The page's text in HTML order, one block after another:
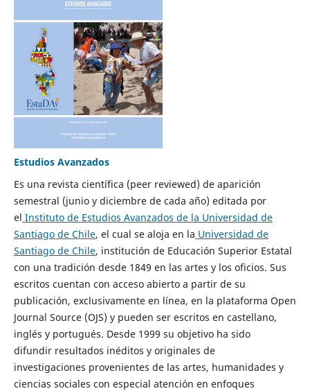
Estudios Avanzados
Es una revista científica (peer reviewed) de aparición
semestral (junio y diciembre de cada año) editada por
el Instituto de Estudios Avanzados de la Universidad de
Santiago de Chile, el cual se aloja en la Universidad de
Santiago de Chile, institución de Educación Superior Estatal
con una tradición desde 1849 en las artes y los oficios. Sus
escritos cuentan con acceso abierto a partir de su
publicación, exclusivamente en línea, en la plataforma Open
Journal Source (OJS) y pueden ser escritos en castellano,
inglés y portugués. Desde 1999 su objetivo ha sido
difundir resultados inéditos y originales de
investigaciones provenientes de las artes, humanidades y
ciencias sociales con especial atención en enfoques